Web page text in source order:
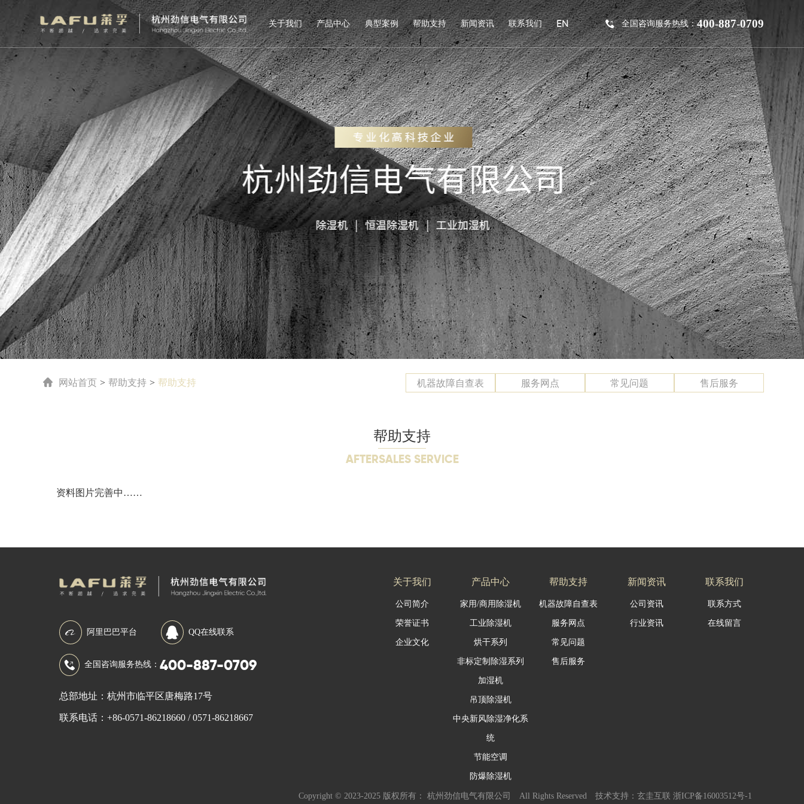
关于我们 产品中心 典型案例 帮助支持 新闻资讯 联系我们 EN 全国咨询服务热线：400-887-0709
网站首页 > 帮助支持 > 帮助支持 机器故障自查表 服务网点 常见问题 售后服务
帮助支持
AFTERSALES SERVICE
资料图片完善中……
阿里巴巴平台 QQ在线联系
全国咨询服务热线：400-887-0709
总部地址：杭州市临平区唐梅路17号
联系电话：+86-0571-86218660 / 0571-86218667
关于我们
公司简介
荣誉证书
企业文化
产品中心
家用/商用除湿机
工业除湿机
烘干系列
非标定制除湿系列
加湿机
吊顶除湿机
中央新风除湿净化系
统
节能空调
防爆除湿机
帮助支持
机器故障自查表
服务网点
常见问题
售后服务
新闻资讯
公司资讯
行业资讯
联系我们
联系方式
在线留言
Copyright ©️ 2023-2025 版权所有： 杭州劲信电气有限公司 All Rights Reserved 技术支持： 玄圭互联 浙ICP备16003512号-1